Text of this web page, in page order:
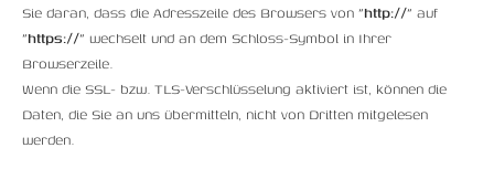
Sie daran, dass die Adresszeile des Browsers von "http://" auf
"https://" wechselt und an dem Schloss-Symbol in Ihrer
Browserzeile.
Wenn die SSL- bzw. TLS-Verschlüsselung aktiviert ist, können die
Daten, die Sie an uns übermitteln, nicht von Dritten mitgelesen
werden.